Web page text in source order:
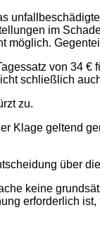
im
möglich.
von 34
schließlich
zu.
Klage geltend
über
keine
erforderlich ist,